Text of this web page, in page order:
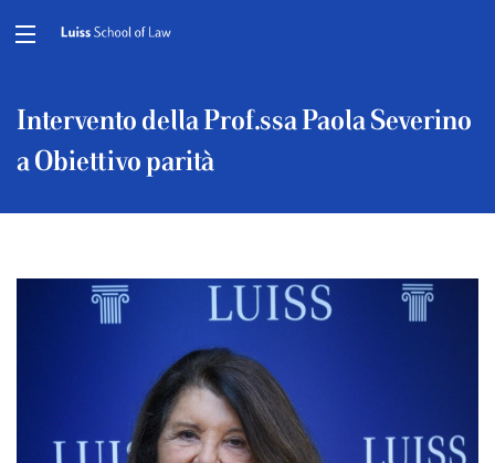
Intervento della Prof.ssa Paola Severino
a Obiettivo parità